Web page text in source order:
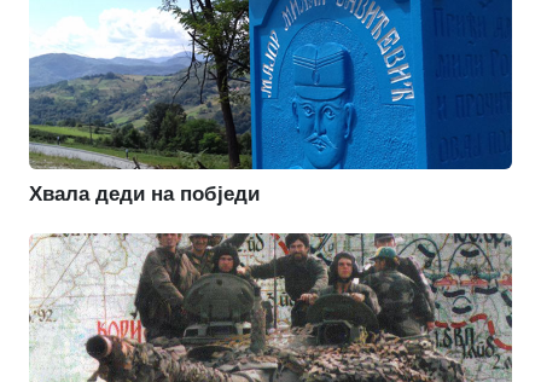
Хвала деди на побједи